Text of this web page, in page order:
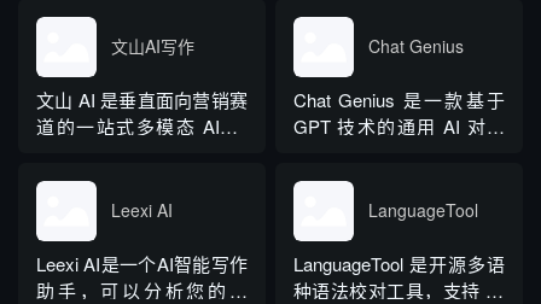
论您是需要撰写博客文
章、产品描述、登录页面
还是研究论文。
主，核心能力是实时扫描
网页文字，甄别 GPT 系列
大模型产出内容，依托斯
坦福零样本概率曲率检测
技术，无需针对新模型重
文山AI写作
文山 AI 是垂直面向营销赛
道的一站式多模态 AIGC
成，依托深度学习算法学
习用户创作风格，适配新
闻稿、产品文案、广告宣
传等各类营销文体。内置
十大类海量行业模板，覆
Chat Genius
Chat Genius 是一款基于
GPT 技术的通用 AI 对话
言处理能力实现图文双向
交互，支持自定义专属个
性化 AI 助理，覆盖问答查
询、内容创作、生活事务
辅助等场景。产品采用金
Leexi AI
Leexi AI是一个AI智能写作
助手，可以分析您的文
LanguageTool
LanguageTool 是开源多语
种语法校对工具，支持 30